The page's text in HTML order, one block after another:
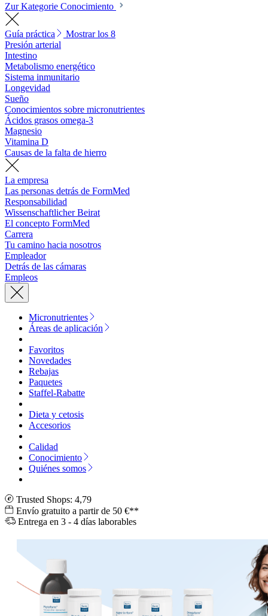
Zur Kategorie Conocimiento
Guía práctica
Mostrar los 8
Presión arterial
Intestino
Metabolismo energético
Sistema inmunitario
Longevidad
Sueño
Conocimientos sobre micronutrientes
Ácidos grasos omega-3
Magnesio
Vitamina D
Causas de la falta de hierro
La empresa
Las personas detrás de FormMed
Responsabilidad
Wissenschaftlicher Beirat
El concepto FormMed
Carrera
Tu camino hacia nosotros
Empleador
Detrás de las cámaras
Empleos
Micronutrientes
Áreas de aplicación
Favoritos
Novedades
Rebajas
Paquetes
Staffel-Rabatte
Dieta y cetosis
Accesorios
Calidad
Conocimiento
Quiénes somos
Trusted Shops: 4,79
Envío gratuito a partir de 50 €**
Entrega en 3 - 4 días laborables